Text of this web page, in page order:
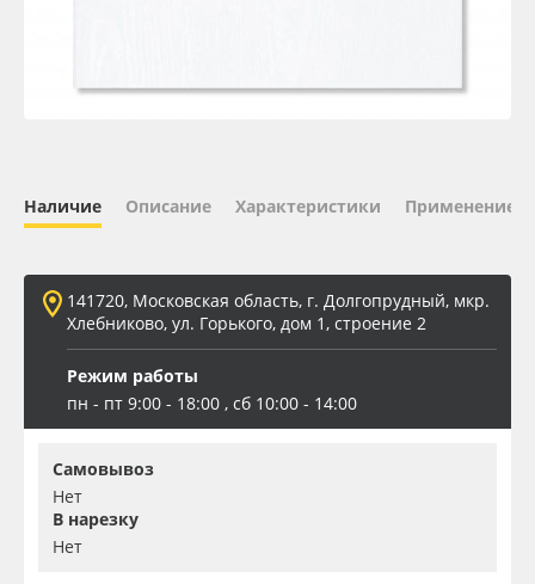
Orajet 3640
ПЭТ листовой
ПЭТ бэклит
Вспененный ПВХ
Баннер
Заготовки для сувениров
Наличие Описание Характеристики Применение
141720, Московская область, г. Долгопрудный, мкр.
Хлебниково, ул. Горького, дом 1, строение 2
Режим работы
пн - пт 9:00 - 18:00 , сб 10:00 - 14:00
Самовывоз
Нет
В нарезку
Нет